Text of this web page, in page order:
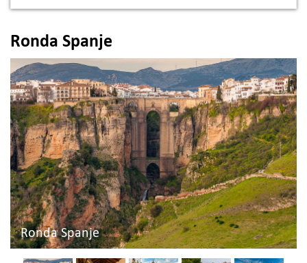
Ronda Spanje
Ronda Spanje